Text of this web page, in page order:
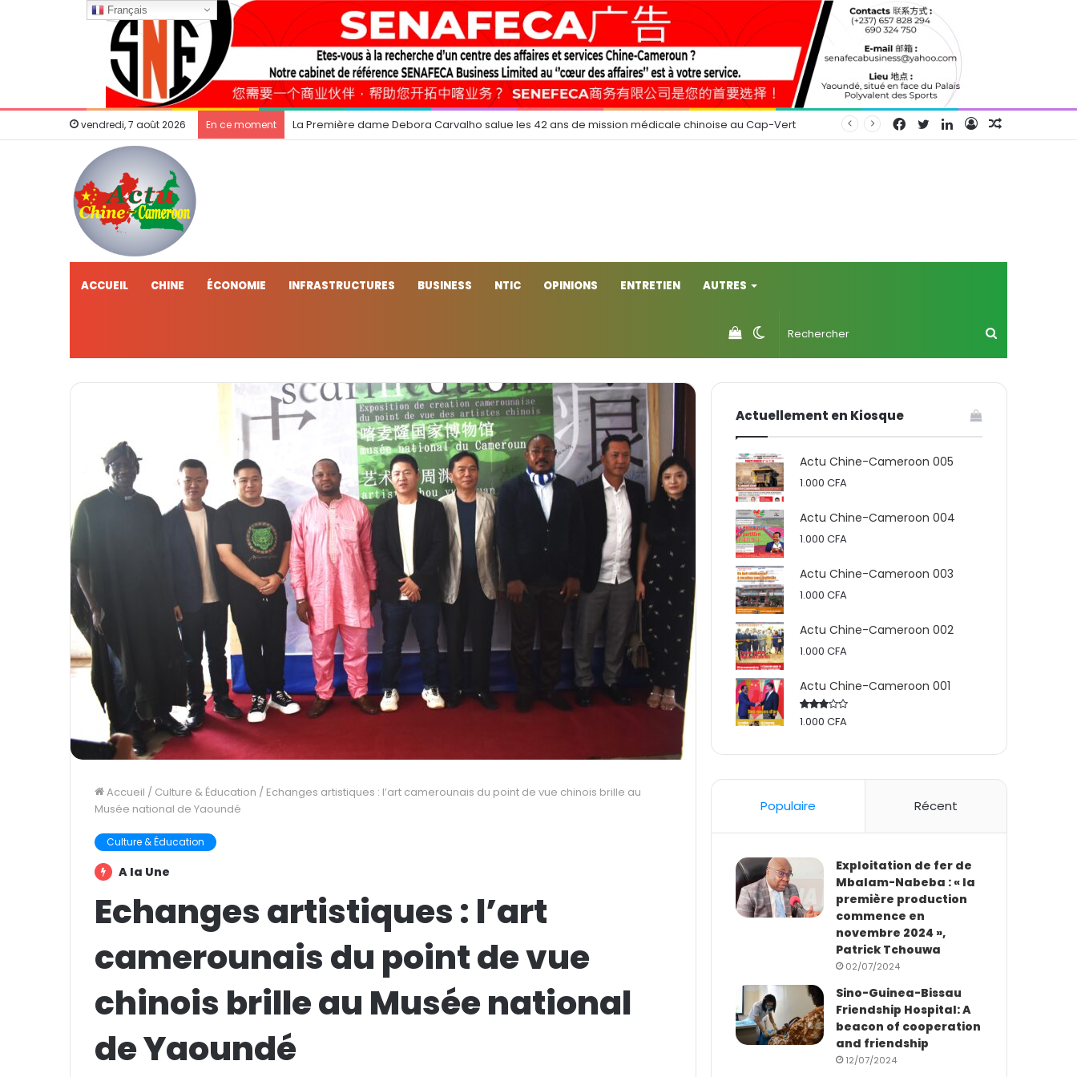
vendredi, 7 août 2026 En ce moment La Première dame Debora Carvalho salue les 42 ans de mission médicale chinoise au Cap-Vert Connexion
Linkedin
Twitter
Facebook
ACCUEIL CHINE ÉCONOMIE INFRASTRUCTURES BUSINESS NTIC OPINIONS ENTRETIEN AUTRES
Switch
skin
Voir
votre
Accueil / Culture & Éducation / Echanges artistiques : l’art camerounais du point de vue chinois brille au
Musée national de Yaoundé
Culture & Éducation
A la Une
Echanges artistiques : l’art
camerounais du point de vue
chinois brille au Musée national
de Yaoundé
Actuellement en Kiosque
Actu Chine-Cameroon 005
1.000CFA
Actu Chine-Cameroon 004
1.000CFA
Actu Chine-Cameroon 003
1.000CFA
Actu Chine-Cameroon 002
1.000CFA
Actu Chine-Cameroon 001
Rated
1.000CFA
Populaire Récent
Exploitation de fer de
Mbalam-Nabeba : « la
première production
commence en
novembre 2024 »,
Patrick Tchouwa
02/07/2024
Sino-Guinea-Bissau
Friendship Hospital: A
beacon of cooperation
and friendship
12/07/2024
Français